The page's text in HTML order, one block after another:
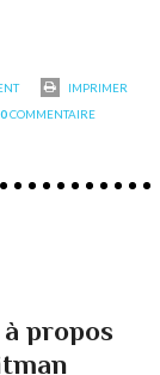
IMPRIMER
0COMMENTAIRE
propos